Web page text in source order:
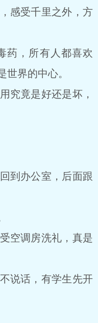
受千里之外，方
，所有人都喜欢
世界的中心。
竟是好还是坏，
办公室，后面跟
调房洗礼，真是
话，有学生先开